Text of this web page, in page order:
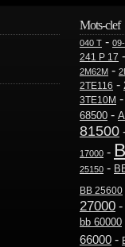
Mots-clef
040 T -
241 P 17
2M62M -
2TE116 -
3TE10M
68500 -
81500
17000 -
25150 -
BB 25600
27000 -
bb 60000
66000 -